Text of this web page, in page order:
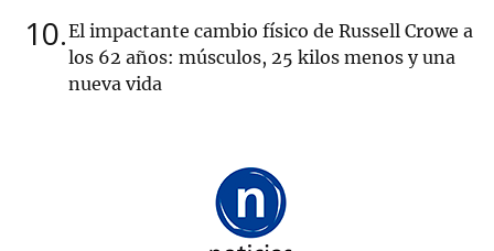
10 El impactante cambio físico de Russell Crowe a
los 62 años: músculos, 25 kilos menos y una
nueva vida